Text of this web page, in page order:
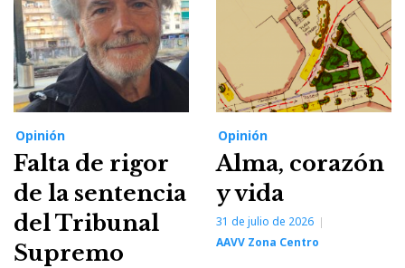
Opinión
Falta de rigor
de la sentencia
del Tribunal
Supremo
Opinión
Alma, corazón
y vida
31 de julio de 2026
AAVV Zona Centro